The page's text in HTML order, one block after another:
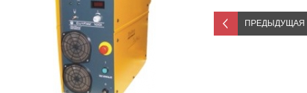
ПРЕДЫДУЩАЯ